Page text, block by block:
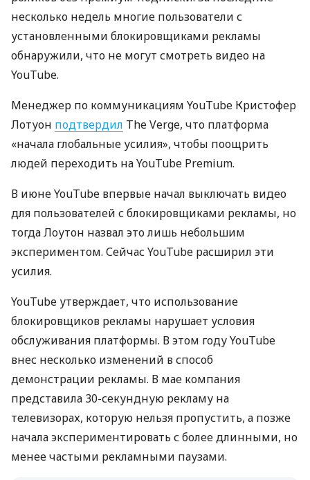
несколько недель многие пользователи с
установленными блокировщиками рекламы
обнаружили, что не могут смотреть видео на
YouTube.
Менеджер по коммуникациям YouTube Кристофер
Лотуон подтвердил The Verge, что платформа
«начала глобальные усилия», чтобы поощрить
людей переходить на YouTube Premium.
В июне YouTube впервые начал выключать видео
для пользователей с блокировщиками рекламы, но
тогда Лоутон назвал это лишь небольшим
экспериментом. Сейчас YouTube расширил эти
усилия.
YouTube утверждает, что использование
блокировщиков рекламы нарушает условия
обслуживания платформы. В этом году YouTube
внес несколько изменений в способ
демонстрации рекламы. В мае компания
представила 30-секундную рекламу на
телевизорах, которую нельзя пропустить, а позже
начала экспериментировать с более длинными, но
менее частыми рекламными паузами.